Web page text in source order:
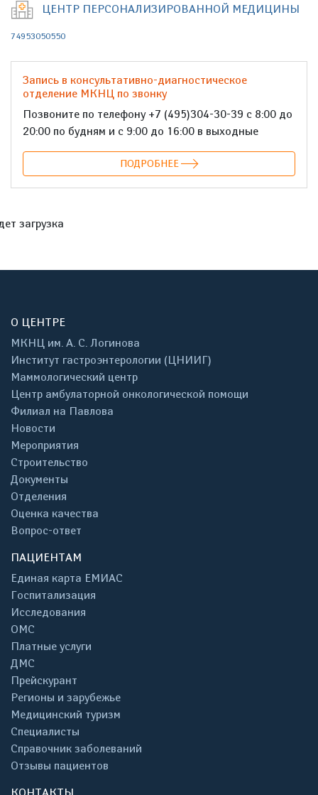
ЦЕНТР ПЕРСОНАЛИЗИРОВАННОЙ МЕДИЦИНЫ
74953050550
Запись в консультативно-диагностическое
отделение МКНЦ по звонку
Позвоните по телефону +7 (495)304-30-39 с 8:00 до
20:00 по будням и с 9:00 до 16:00 в выходные
ПОДРОБНЕЕ
загрузка
О ЦЕНТРЕ
МКНЦ им. А. С. Логинова
Институт гастроэнтерологии (ЦНИИГ)
Маммологический центр
Центр амбулаторной онкологической помощи
Филиал на Павлова
Новости
Мероприятия
Строительство
Документы
Отделения
Оценка качества
Вопрос-ответ
ПАЦИЕНТАМ
Единая карта ЕМИАС
Госпитализация
Исследования
ОМС
Платные услуги
ДМС
Прейскурант
Регионы и зарубежье
Медицинский туризм
Специалисты
Справочник заболеваний
Отзывы пациентов
КОНТАКТЫ